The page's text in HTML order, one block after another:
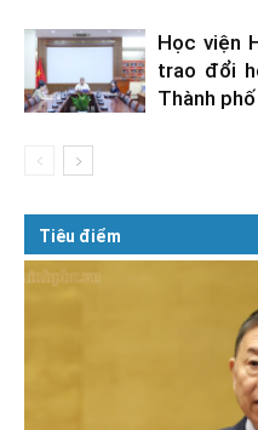
Học viện
trao đổi
Thành
Tiêu điểm